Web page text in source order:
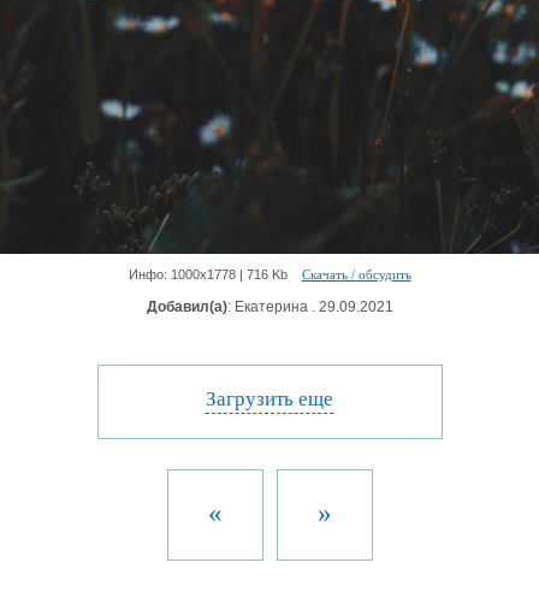
Инфо: 1000х1778 | 716 Kb Скачать / обсудить
Добавил(а): Екатерина . 29.09.2021
Загрузить еще
« »